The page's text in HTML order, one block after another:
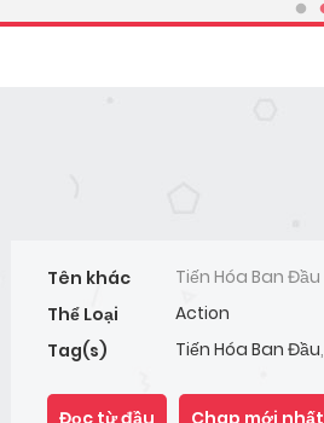
Tên khác
Tiến Hóa Ban Đầu
Thể Loại
Action
Tag(s)
Tiến Hóa Ban Đầu,